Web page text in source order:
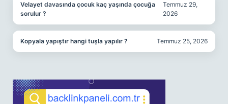
Velayet davasında çocuk kaç yaşında çocuğa
sorulur ?
Temmuz 29,
2026
Kopyala yapıştır hangi tuşla yapılır ? Temmuz 25, 2026